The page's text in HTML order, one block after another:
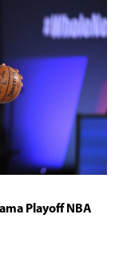
Playoff NBA